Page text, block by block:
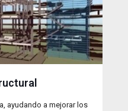
ayudando a mejorar los